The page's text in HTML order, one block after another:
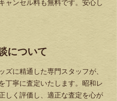
ャンセル料も無料です。安心し
について
ズに精通した専門スタッフが、
丁寧に査定いたします。昭和レ
しく評価し、適正な査定を心が